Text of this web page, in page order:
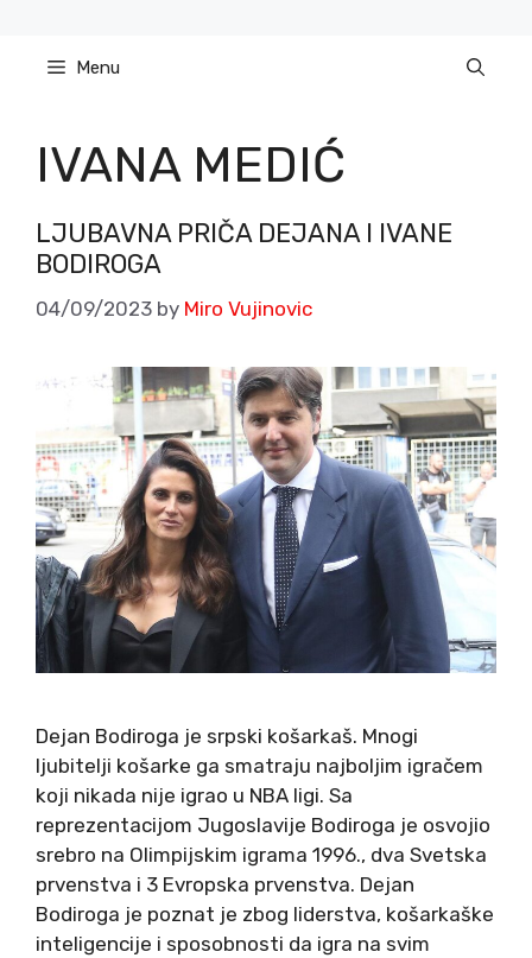
content Menu
IVANA MEDIĆ
LJUBAVNA PRIČA DEJANA I IVANE
BODIROGA
04/09/2023 by Miro Vujinovic
Dejan Bodiroga je srpski košarkaš. Mnogi
ljubitelji košarke ga smatraju najboljim igračem
koji nikada nije igrao u NBA ligi. Sa
reprezentacijom Jugoslavije Bodiroga je osvojio
srebro na Olimpijskim igrama 1996., dva Svetska
prvenstva i 3 Evropska prvenstva. Dejan
Bodiroga je poznat je zbog liderstva, košarkaške
inteligencije i sposobnosti da igra na svim